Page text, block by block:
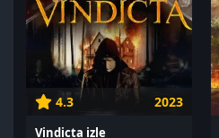
4.3 2023
Vindicta izle